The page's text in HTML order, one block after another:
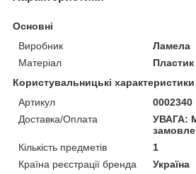
Основні
Виробник
Ламела
Матеріал
Пластик
Користувальницькі характеристики
Артикул
0002340
Доставка/Оплата
УВАГА:
Кількість предметів
1
Країна реєстрації бренда
Україна